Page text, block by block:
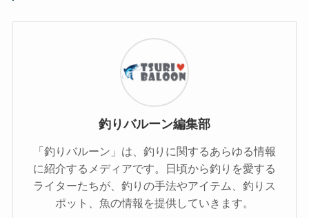
釣りバルーン編集部
「釣りバルーン」は、釣りに関するあらゆる情報
に紹介するメディアです。日頃から釣りを愛する
ライターたちが、釣りの手法やアイテム、釣りス
ポット、魚の情報を提供していきます。